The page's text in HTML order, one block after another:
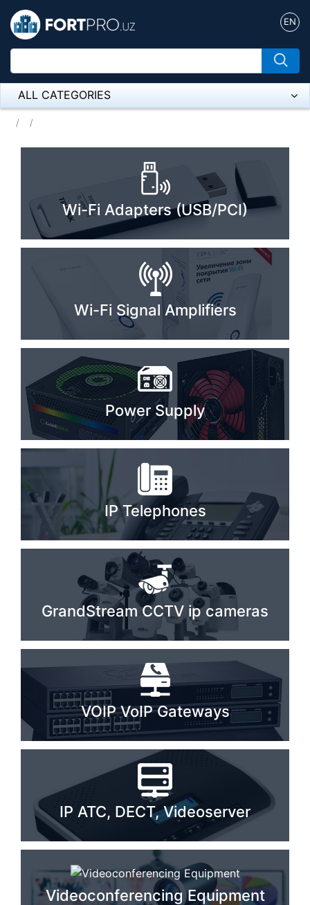
EN
ALL CATEGORIES
Микрофон
Напольные розетки
Пылесос
Спикерфон
ADSL, Wan / Lan Routers, Wi-Fi
Server equipment
UPS Uninterruptible Power Supply
Headphones
Mouses and keybords
Cooling systems
Server equipment
Video conferencing
Video surveillance
PC components
Wi-Fi Adapters (USB/PCI)
Wi-Fi Signal Amplifiers
Power Supply
IP Telephones
GrandStream CCTV ip cameras
VOIP VoIP Gateways
IP ATC, DECT, Videoserver
Videoconferencing Equipment